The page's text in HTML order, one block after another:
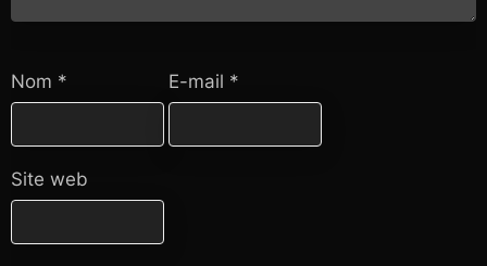
Nom * E-mail *
Site web